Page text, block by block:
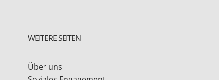
WEITERE SEITEN
Über uns